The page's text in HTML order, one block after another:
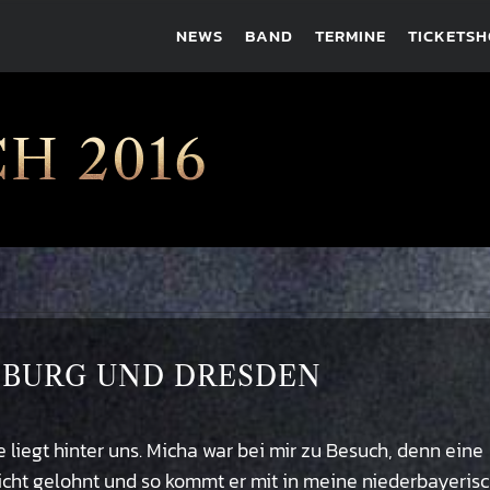
NEWS BAND TERMINE
2016
UND DRESDEN
hinter uns. Micha war bei mir zu Besuch, denn eine
gelohnt und so kommt er mit in meine